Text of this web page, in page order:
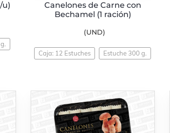
u)
Canelones de Carne con
Bechamel (1 ración)
(UND)
Caja: 12 Estuches Estuche 300 g.